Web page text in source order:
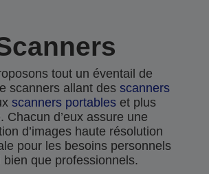
tout un éventail de
scanners allant des scanners
scanners portableset plus
Chacun d’eux assure une
d’images haute résolution
pour les besoins personnels
bien que professionnels.